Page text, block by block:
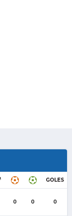
GOLES
0 0 0